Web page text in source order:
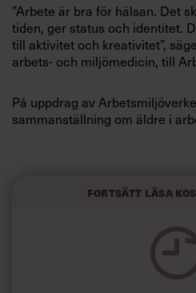
”Arbete är bra för hälsan. Det
tiden, ger status och identitet.
till aktivitet och kreativitet”,
arbets- och miljömedicin, till
På uppdrag av
sammanställning om äldre i
Fortsätt läsa